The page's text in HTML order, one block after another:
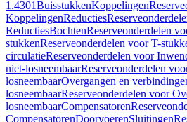
1.4301BuisstukkenKoppelingen
KoppelingenReducties
ReductiesBochtenReserveonderdelen
stukkenReserveonderdelen voor T-
circulatieReserveonderdelen voor
niet-losneembaarReserveonderdelen
losneembaarOvergangen en
losneembaarReserveonderdelen voor
losneembaarCompensatoren
CompensatorenDoorvoerenSluitingen